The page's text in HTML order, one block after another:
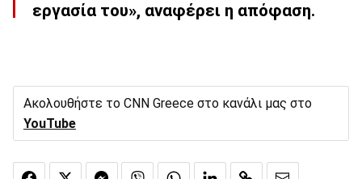
εργασία του», αναφέρει η απόφαση.
Ακολουθήστε το CNN Greece στο κανάλι μας στο
YouTube